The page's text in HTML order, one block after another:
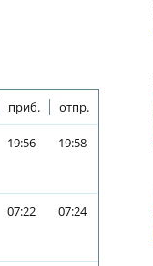
приб. отпр.
19:56 19:58
07:22 07:24